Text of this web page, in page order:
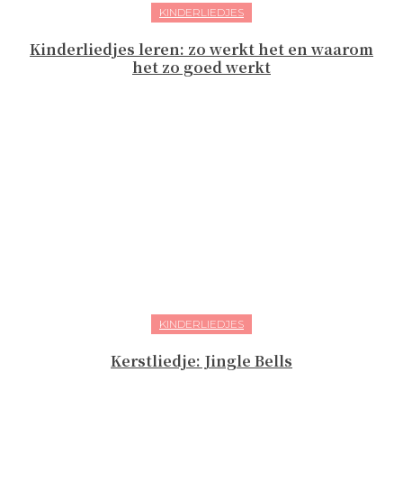
KINDERLIEDJES
Kinderliedjes leren: zo werkt het en waarom
het zo goed werkt
KINDERLIEDJES
Kerstliedje: Jingle Bells